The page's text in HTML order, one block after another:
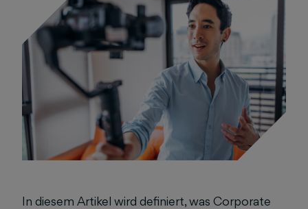
In diesem Artikel wird definiert, was Corporate